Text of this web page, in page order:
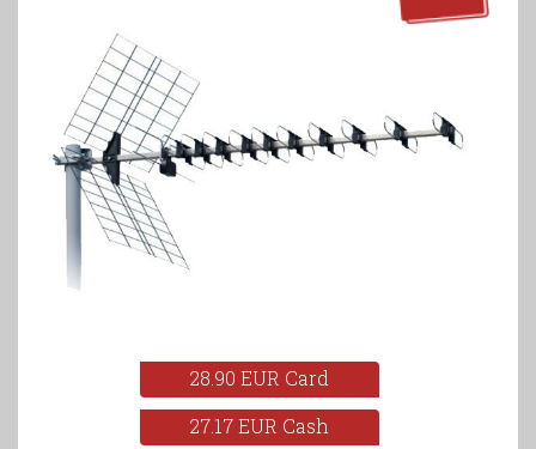
28.90 EUR Card
27.17 EUR Cash